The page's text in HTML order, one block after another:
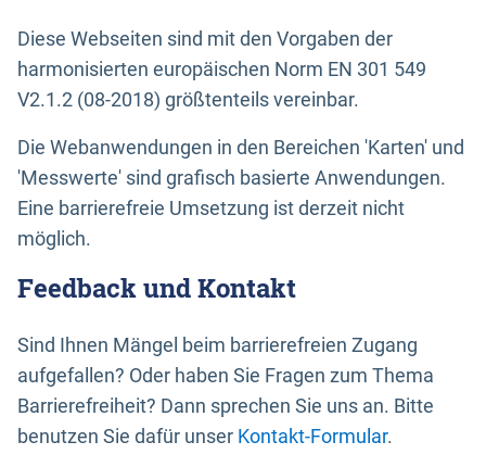
Diese Webseiten sind mit den Vorgaben der
harmonisierten europäischen Norm EN 301 549
V2.1.2 (08-2018) größtenteils vereinbar.
Die Webanwendungen in den Bereichen 'Karten' und
'Messwerte' sind grafisch basierte Anwendungen.
Eine barrierefreie Umsetzung ist derzeit nicht
möglich.
Feedback und Kontakt
Sind Ihnen Mängel beim barrierefreien Zugang
aufgefallen? Oder haben Sie Fragen zum Thema
Barrierefreiheit? Dann sprechen Sie uns an. Bitte
benutzen Sie dafür unser Kontakt-Formular.